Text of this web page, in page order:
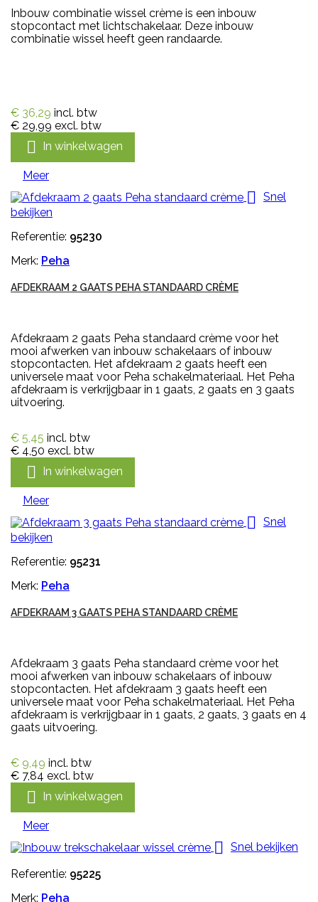
Inbouw combinatie wissel crème is een inbouw
stopcontact met lichtschakelaar. Deze inbouw
combinatie wissel heeft geen randaarde.
€ 36,29 incl. btw
€ 29,99 excl. btw
 In winkelwagen
Meer
 Snel
bekijken
Referentie: 95230
Merk: Peha
AFDEKRAAM 2 GAATS PEHA STANDAARD CRÈME
Afdekraam 2 gaats Peha standaard crème voor het
mooi afwerken van inbouw schakelaars of inbouw
stopcontacten. Het afdekraam 2 gaats heeft een
universele maat voor Peha schakelmateriaal. Het Peha
afdekraam is verkrijgbaar in 1 gaats, 2 gaats en 3 gaats
uitvoering.
€ 5,45 incl. btw
€ 4,50 excl. btw
 In winkelwagen
Meer
 Snel
bekijken
Referentie: 95231
Merk: Peha
AFDEKRAAM 3 GAATS PEHA STANDAARD CRÈME
Afdekraam 3 gaats Peha standaard crème voor het
mooi afwerken van inbouw schakelaars of inbouw
stopcontacten. Het afdekraam 3 gaats heeft een
universele maat voor Peha schakelmateriaal. Het Peha
afdekraam is verkrijgbaar in 1 gaats, 2 gaats, 3 gaats en 4
gaats uitvoering.
€ 9,49 incl. btw
€ 7,84 excl. btw
 In winkelwagen
Meer
 Snel bekijken
Referentie: 95225
Merk: Peha